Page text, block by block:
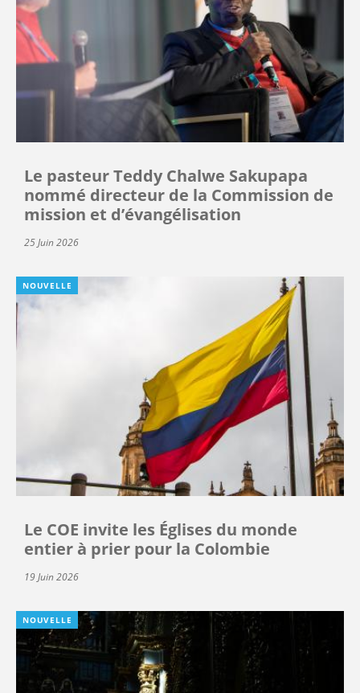
Le pasteur Teddy Chalwe Sakupapa
nommé directeur de la Commission de
mission et d’évangélisation
25 Juin 2026
NOUVELLE
Le COE invite les Églises du monde
entier à prier pour la Colombie
19 Juin 2026
NOUVELLE